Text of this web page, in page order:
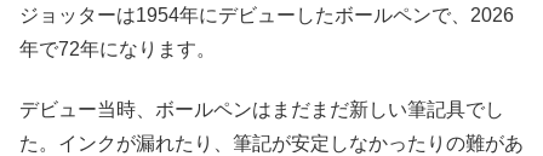
ジョッターは1954年にデビューしたボールペンで、2026
年で72年になります。
デビュー当時、ボールペンはまだまだ新しい筆記具でし
た。インクが漏れたり、筆記が安定しなかったりの難があ